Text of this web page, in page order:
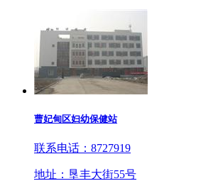
曹妃甸区妇幼保健站
联系电话：8727919
地址：垦丰大街55号